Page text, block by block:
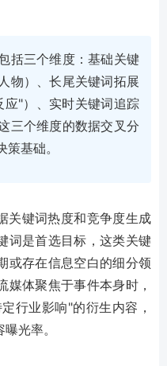
括三个维度：基础关键
物）、长尾关键词拓展
应"）、实时关键词追踪
三个维度的数据交叉分
基础。
关键词热度和竞争度生成
词是首选目标，这类关键
或存在信息空白的细分领
媒体聚焦于事件本身时，
行业影响"的衍生内容，
光率。